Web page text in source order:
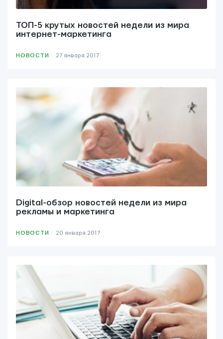
ТОП-5 крутых новостей недели из мира
интернет-маркетинга
НОВОСТИ 27 января 2017
Digital-обзор новостей недели из мира
рекламы и маркетинга
НОВОСТИ 20 января 2017
ОТПРАВИТЬ
Мы вам ответим в течении 24 часов.